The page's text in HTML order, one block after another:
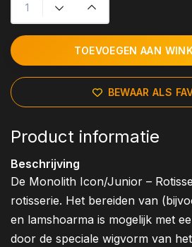
TOEVOEGEN AAN
BEWAAR ALS
Product informatie
Beschrijving
De Monolith Icon/Junior –
rotisserie. Het bereiden van
en lamshoarma is mogelijk met
door de speciale wigvorm van